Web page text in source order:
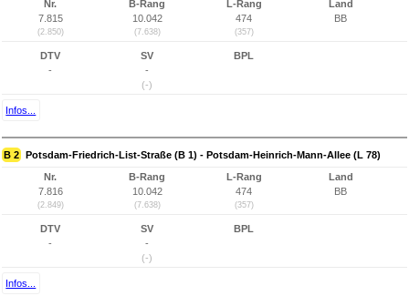
Nr.
7.815
(2.850)
B-Rang
10.042
(7.638)
L-Rang
474
(357)
Land
BB
DTV
-
SV
-
(-)
BPL
Infos...
B 2 Potsdam-Friedrich-List-Straße (B 1) - Potsdam-Heinrich-Mann-Allee (L 78)
Nr.
7.816
(2.849)
B-Rang
10.042
(7.638)
L-Rang
474
(357)
Land
BB
DTV
-
SV
-
(-)
BPL
Infos...